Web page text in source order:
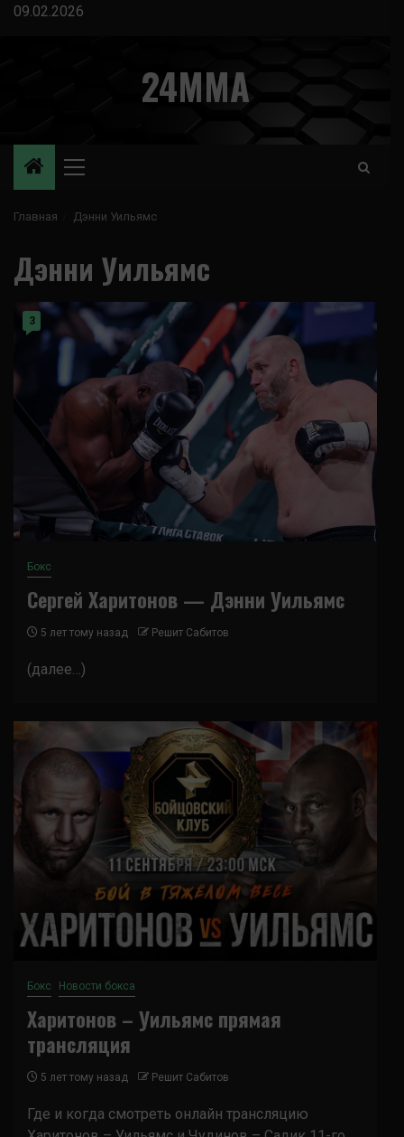
Перейти
09.02.2026
24MMA
Основное
Главная Дэнни Уильямс
Дэнни Уильямс
3
Бокс
Сергей Харитонов — Дэнни Уильямс
5 лет тому назад Решит Сабитов
(далее…)
Бокс Новости бокса
Харитонов – Уильямс прямая
трансляция
5 лет тому назад Решит Сабитов
Где и когда смотреть онлайн трансляцию